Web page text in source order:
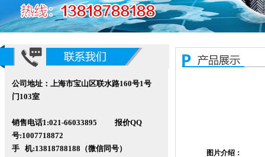
公司地址：上海市宝山区联水路160号1号
门103室
销售电话1:021-66033895 报价QQ
号:1007718872
手 机:13818788188（微信同号）
图片介绍：